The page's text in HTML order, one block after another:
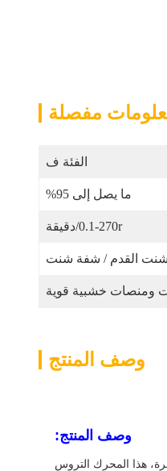
مفصلة
الفئة ف
ما يصل إلى 95%
0.1-270r/دقيقة
شنت القدم / شفة شنت
ومنصات خشبية قوية
وصف المنتج
وصف المنتج:
هذا المحرك التروس